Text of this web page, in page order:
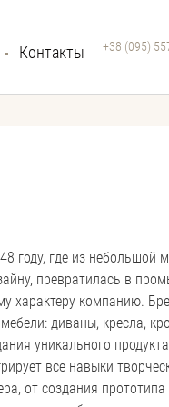
Контакты +38 (095)
году, где из небольшой
превратилась в
характеру компанию.
диваны, кресла,
уникального
все навыки
от создания